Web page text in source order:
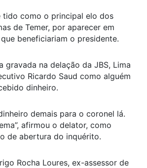
tido como o principal elo dos
de Temer, por aparecer em
beneficiariam o presidente.
gravada na delação da JBS, Lima
Ricardo Saud como alguém
dinheiro.
demais para o coronel lá.
afirmou o delator, como
de abertura do inquérito.
Rocha Loures, ex-assessor de